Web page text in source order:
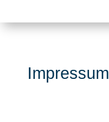
Impressum